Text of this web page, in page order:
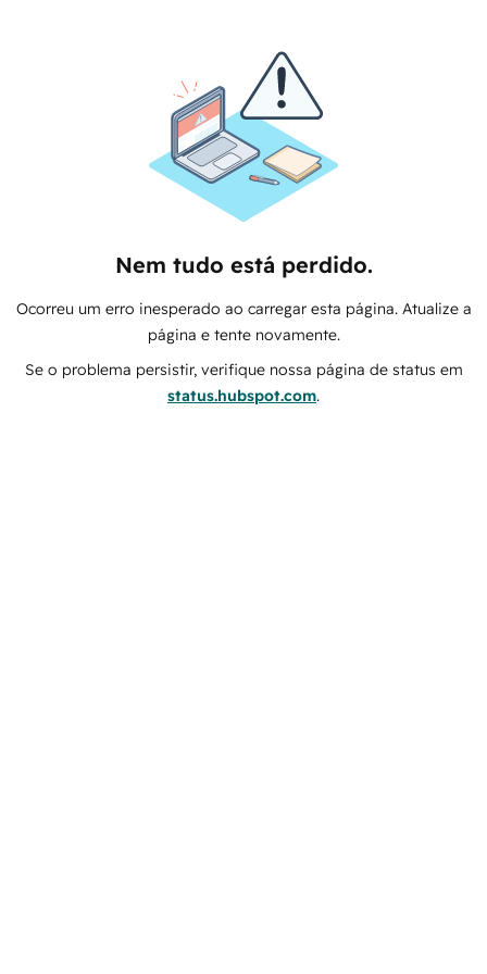
Nem tudo está perdido.
Ocorreu um erro inesperado ao carregar esta página. Atualize a
página e tente novamente.
Se o problema persistir, verifique nossa página de status em
status.hubspot.com.